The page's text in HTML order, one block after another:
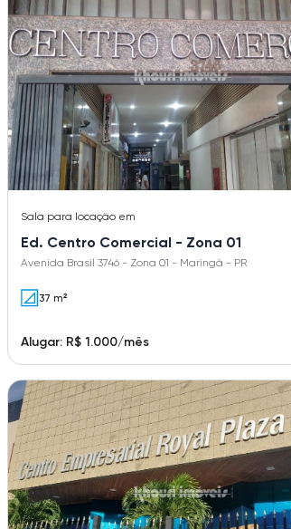
Sala para locação em
Ed. Centro Comercial - Zona 01
Avenida Brasil 3746 - Zona 01 - Maringá - PR
37 m²
Alugar: R$ 1.000/mês